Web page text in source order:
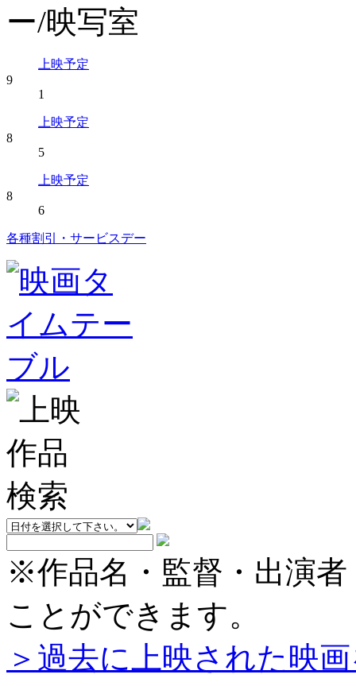
上映予定
9
1
上映予定
8
5
上映予定
8
6
各種割引・サービスデー
※作品名・監督・出演
ことができます。
＞過去に上映された映